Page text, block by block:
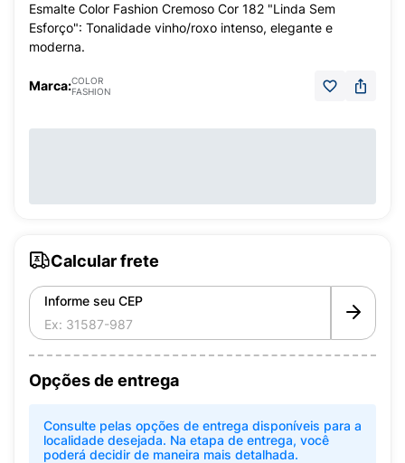
Esmalte Color Fashion Cremoso Cor 182 "Linda Sem
Esforço": Tonalidade vinho/roxo intenso, elegante e
moderna.
Marca:COLOR
FASHION
Calcular frete
Informe seu CEP
Opções de entrega
Consulte pelas opções de entrega disponíveis para a
localidade desejada. Na etapa de entrega, você
poderá decidir de maneira mais detalhada.